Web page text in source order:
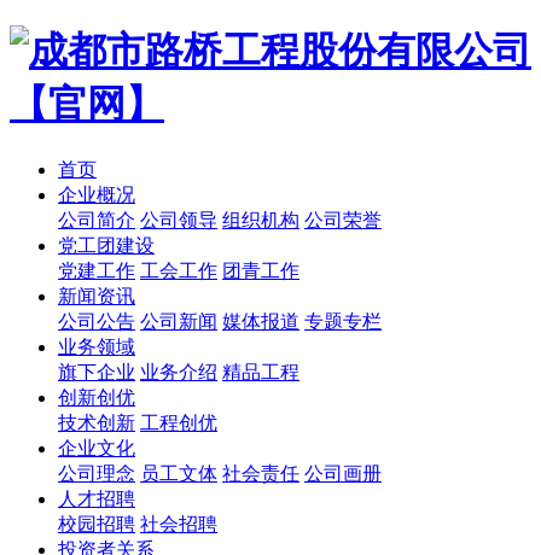
首页
企业概况
公司简介 公司领导 组织机构 公司荣誉
党工团建设
党建工作 工会工作 团青工作
新闻资讯
公司公告 公司新闻 媒体报道 专题专栏
业务领域
旗下企业 业务介绍 精品工程
创新创优
技术创新 工程创优
企业文化
公司理念 员工文体 社会责任 公司画册
人才招聘
校园招聘 社会招聘
投资者关系